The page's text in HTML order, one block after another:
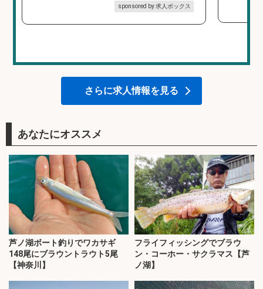
sponsored by 求人ボックス
さらに求人情報を見る
あなたにオススメ
芦ノ湖ボート釣りでワカサギ
148尾にブラウントラウト5尾
【神奈川】
フライフィッシングでブラウ
ン・コーホー・サクラマス【芦
ノ湖】